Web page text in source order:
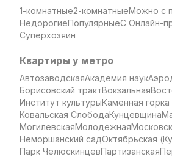
1-комнатные2-комнатныеМожно с
НедорогиеПопулярныеС Онлайн-
Суперхозяин
Квартиры у метро
АвтозаводскаяАкадемия наук
Борисовский трактВокзальная
Институт культурыКаменная горка
Ковальская СлободаКунцевщина
МогилевскаяМолодежная
Неморшанский садОктябрьская
Парк ЧелюскинцевПартизанская